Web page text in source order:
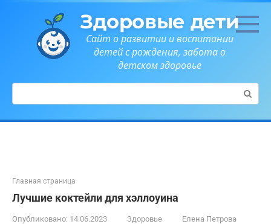
Здоровые дети
Сайт о развитии и воспитании
детей с рождения, забота о
детском здоровье
Поиск:
Главная страница
Лучшие коктейли для хэллоуина
Опубликовано: 14.06.2023 Здоровье Елена Петрова